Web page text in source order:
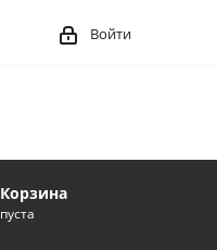
Войти
Корзина
пуста